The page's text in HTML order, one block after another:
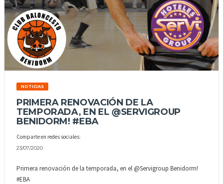
NOTICIAS
PRIMERA RENOVACIÓN DE LA
TEMPORADA, EN EL @SERVIGROUP
BENIDORM! #EBA
Comparte en redes sociales:
23/07/2020
Primera renovación de la temporada, en el @Servigroup Benidorm!
#EBA